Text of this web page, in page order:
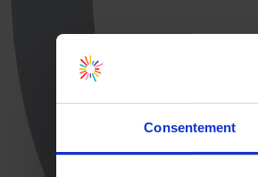
Consentement